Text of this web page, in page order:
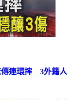
傳連環摔 3外籍人